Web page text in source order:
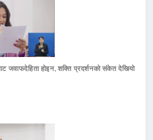
जवाफदेहिता होइन, शक्ति प्रदर्शनको संकेत देखियो